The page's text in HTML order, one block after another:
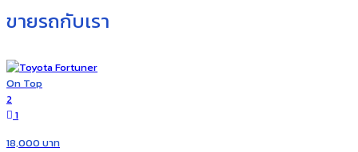
ขายรถกับเรา
On Top
2
1
18,000 บาท